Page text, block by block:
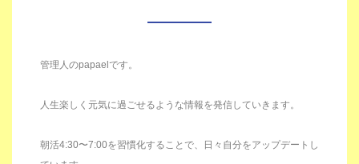
管理人のpapaelです。
人生楽しく元気に過ごせるような情報を発信していきます。
朝活4:30〜7:00を習慣化することで、日々自分をアップデートし